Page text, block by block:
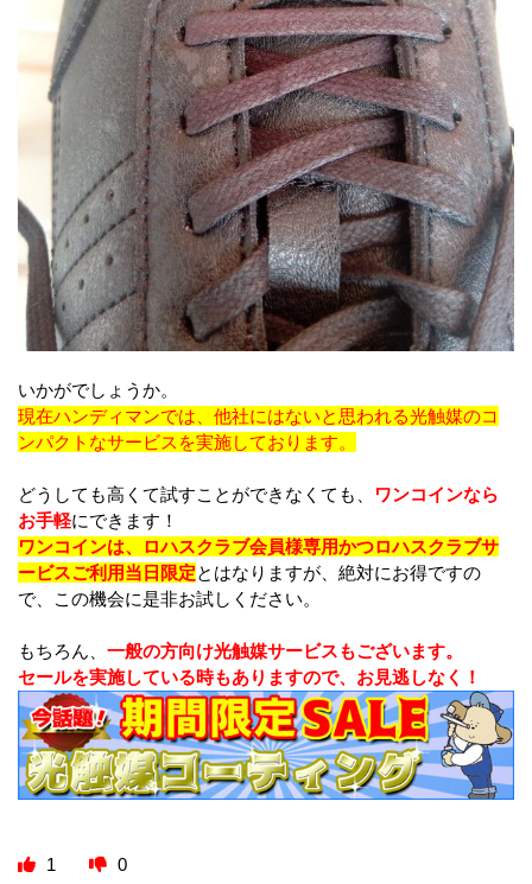
いかがでしょうか。
現在ハンディマンでは、他社にはないと思われる光触媒のコ
ンパクトなサービスを実施しております。
どうしても高くて試すことができなくても、
ワンコインなら
お手軽にできます！
ワンコインは、ロハスクラブ会員様専用かつロハスクラブサ
ービスご利用当日限定とはなりますが、絶対にお得ですの
で、この機会に是非お試しください。
もちろん、 一般の方向け光触媒サービスもございます。
セールを実施している時もありますので、お見逃しなく！
1 0